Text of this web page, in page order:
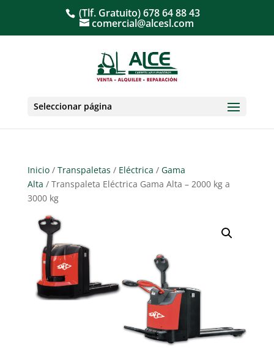
(Tlf. Gratuito)678 64 88 43
comercial@alcesl.com
Seleccionar página
Inicio/ Transpaletas / Eléctrica / Gama
Alta / Transpaleta Eléctrica Gama Alta – 2000 kg a
3000 kg